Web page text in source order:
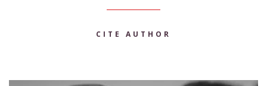
NEW AUTHOR NAME